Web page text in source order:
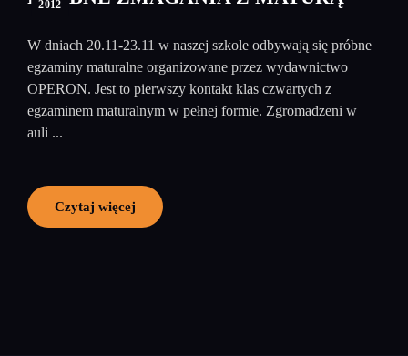
2012
W dniach 20.11-23.11 w naszej szkole odbywają się próbne
egzaminy maturalne organizowane przez wydawnictwo
OPERON. Jest to pierwszy kontakt klas czwartych z
egzaminem maturalnym w pełnej formie. Zgromadzeni w
auli ...
Czytaj więcej